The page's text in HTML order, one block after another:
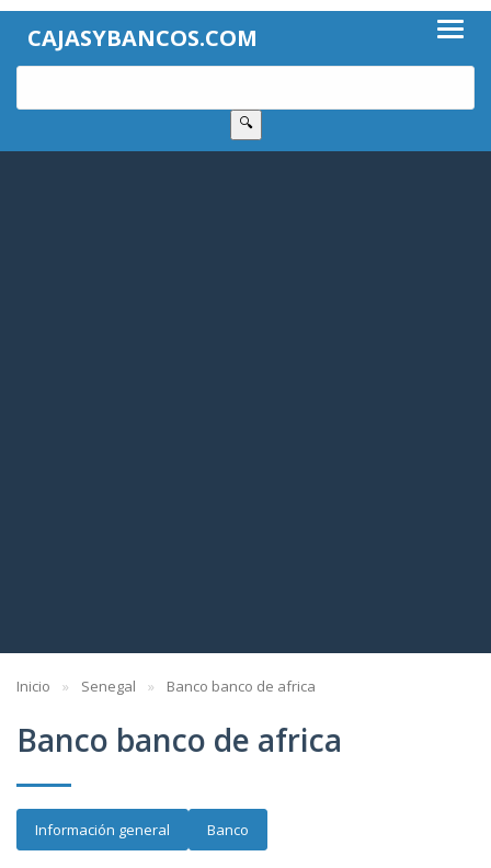
CAJASYBANCOS.COM
🔍
Inicio Senegal Banco banco de africa
Banco banco de africa
Información general Banco